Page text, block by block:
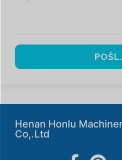
Henan Honlu
Co,.Ltd